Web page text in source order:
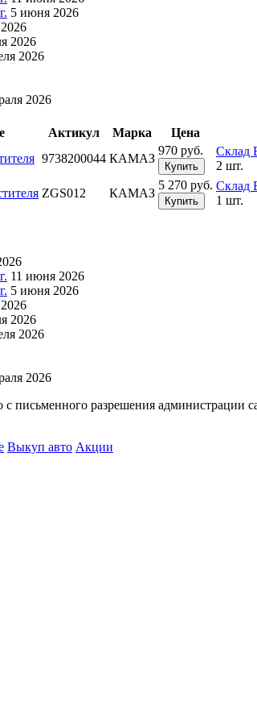
5 июня 2026
2026
2026
2026
Актикул Марка Цена
9738200044 КАМАЗ
970 руб.
Купить
2 шт.
ZGS012 КАМАЗ
5 270 руб.
Купить
1 шт.
11 июня 2026
5 июня 2026
2026
2026
2026
письменного разрешения администрации
Выкуп авто Акции